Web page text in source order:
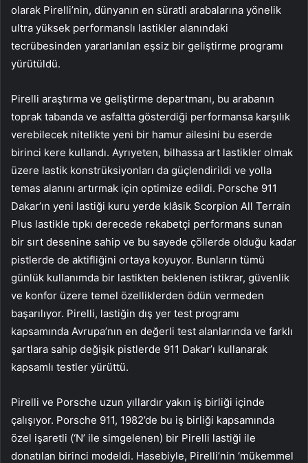
olarak Pirelli’nin, dünyanın en süratli arabalarına yönelik
ultra yüksek performanslı lastikler alanındaki
tecrübesinden yararlanılan eşsiz bir geliştirme programı
yürütüldü.
Pirelli araştırma ve geliştirme departmanı, bu arabanın
toprak tabanda ve asfaltta gösterdiği performansa karşılık
verebilecek nitelikte yeni bir hamur ailesini bu eserde
birinci kere kullandı. Ayrıyeten, bilhassa art lastikler olmak
üzere lastik konstrüksiyonları da güçlendirildi ve yolla
temas alanını artırmak için optimize edildi. Porsche 911
Dakar’ın yeni lastiği kuru yerde klâsik Scorpion All Terrain
Plus lastikle tıpkı derecede rekabetçi performans sunan
bir sırt desenine sahip ve bu sayede çöllerde olduğu kadar
pistlerde de aktifliğini ortaya koyuyor. Bunların tümü
günlük kullanımda bir lastikten beklenen istikrar, güvenlik
ve konfor üzere temel özelliklerden ödün vermeden
başarılıyor. Pirelli, lastiğin dış yer test programı
kapsamında Avrupa’nın en değerli test alanlarında ve farklı
şartlara sahip değişik pistlerde 911 Dakar’ı kullanarak
kapsamlı testler yürüttü.
Pirelli ve Porsche uzun yıllardır yakın iş birliği içinde
çalışıyor. Porsche 911, 1982’de bu iş birliği kapsamında
özel işaretli (‘N’ ile simgelenen) bir Pirelli lastiği ile
donatılan birinci modeldi. Hasebiyle, Pirelli’nin ‘mükemmel